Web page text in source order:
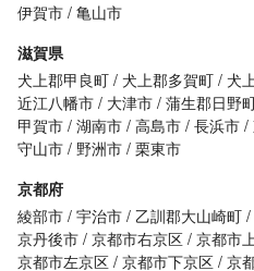
伊賀市 亀山市
滋賀県
犬上郡甲良町 犬上郡多賀町 犬
近江八幡市
大津市 蒲生郡日野
甲賀市 湖南市 高島市 長浜市
守山市 野洲市 栗東市
京都府
綾部市 宇治市 乙訓郡大山崎町
京丹後市 京都市右京区 京都市
京都市左京区 京都市下京区 京